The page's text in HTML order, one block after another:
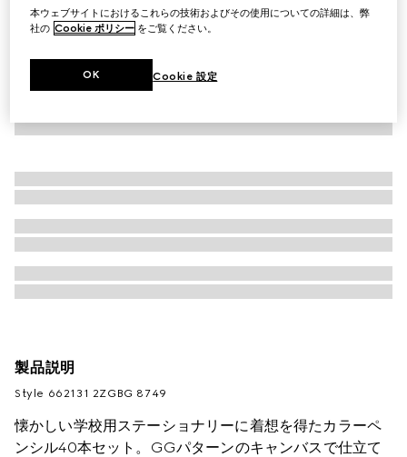
製品説明
Style ‎662131 2ZGBG 8749
懐かしい学校用ステーショナリーに着想を得たカラーペ
ンシル40本セット。GGパターンのキャンバスで仕立て
本ウェブサイトにおけるこれらの技術およびその使用についての詳細は、弊
社の Cookie ポリシー をご覧ください。
Cookie 設定
OK